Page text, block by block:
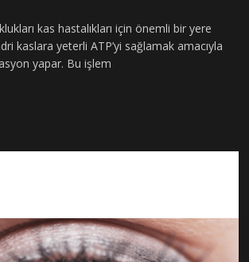
kas hastalıkları için önemli bir yere
kaslara yeterli ATP’yi sağlamak amacıyla
yapar. Bu işlem